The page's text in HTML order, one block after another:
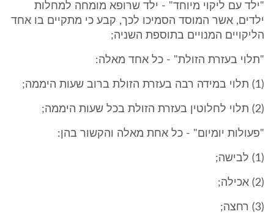
"ילד עם ליקוי מיוחד" - ילד שרופא מומחה למחלות
ילדים, אשר המוסד הסמיכו לכך, קבע כי מתקיים בו אחד
הליקויים המנויים בתוספת השניה;
"תלוי בעזרת הזולת" - כל אחד מאלה:
(1) תלוי במידה רבה בעזרת הזולת ברוב שעות היממה;
(2) תלוי לחלוטין בעזרת הזולת בכל שעות היממה;
"פעולות יומיום" - כל אחת מאלה והקשור בהן:
(1) לבישה;
(2) אכילה;
(3) רחצה;